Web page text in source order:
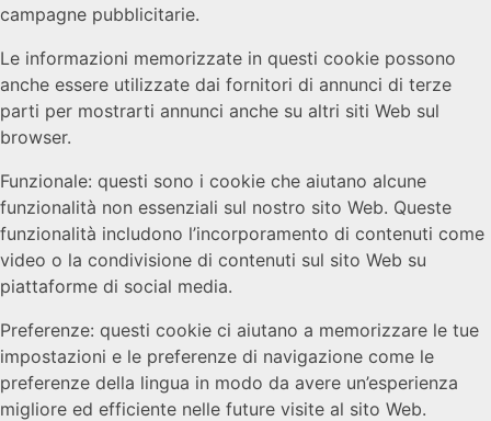
campagne pubblicitarie.
Le informazioni memorizzate in questi cookie possono
anche essere utilizzate dai fornitori di annunci di terze
parti per mostrarti annunci anche su altri siti Web sul
browser.
Funzionale: questi sono i cookie che aiutano alcune
funzionalità non essenziali sul nostro sito Web. Queste
funzionalità includono l’incorporamento di contenuti come
video o la condivisione di contenuti sul sito Web su
piattaforme di social media.
Preferenze: questi cookie ci aiutano a memorizzare le tue
impostazioni e le preferenze di navigazione come le
preferenze della lingua in modo da avere un’esperienza
migliore ed efficiente nelle future visite al sito Web.